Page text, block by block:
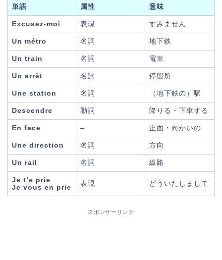
単語 属性 意味
Excusez-moi 表現 すみません
Un métro 名詞 地下鉄
Un train 名詞 電車
Un arrêt 名詞 停留所
Une station 名詞 （地下鉄の）駅
Descendre 動詞 降りる・下車する
En face – 正面・向かいの
Une direction 名詞 方向
Un rail 名詞 線路
Je t’e prie
Je vous en prie
表現 どういたしまして
スポンサーリンク